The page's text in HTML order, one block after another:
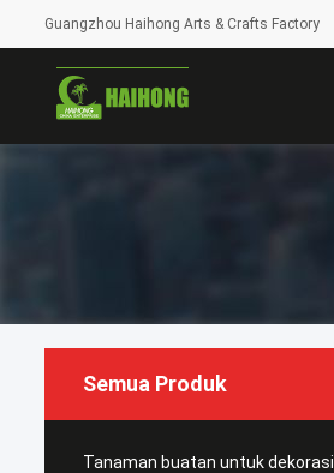
Guangzhou Haihong Arts & Crafts Factory
Semua Produk
Tanaman buatan untuk dekorasi